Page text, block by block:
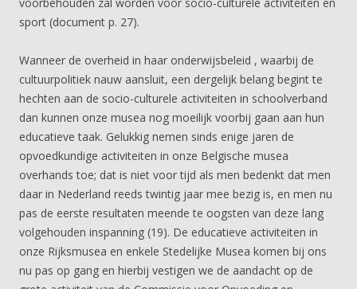
sport (document p. 27).
Wanneer de overheid in haar onderwijsbeleid , waarbij de
cultuurpolitiek nauw aansluit, een dergelijk belang begint te
hechten aan de socio-culturele activiteiten in schoolverband
dan kunnen onze musea nog moeilijk voorbij gaan aan hun
educatieve taak. Gelukkig nemen sinds enige jaren de
opvoedkundige activiteiten in onze Belgische musea
overhands toe; dat is niet voor tijd als men bedenkt dat men
daar in Nederland reeds twintig jaar mee bezig is, en men nu
pas de eerste resultaten meende te oogsten van deze lang
volgehouden inspanning (19). De educatieve activiteiten in
onze Rijksmusea en enkele Stedelijke Musea komen bij ons
nu pas op gang en hierbij vestigen we de aandacht op de